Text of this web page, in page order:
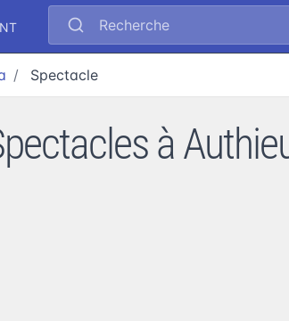
Recherche
Spectacle
à